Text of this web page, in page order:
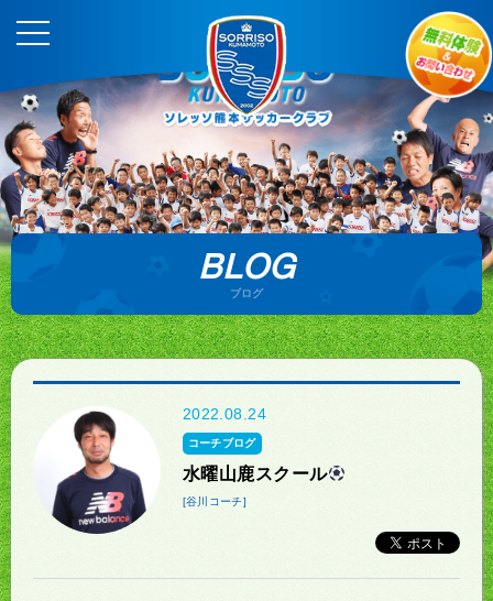
BLOG
ブログ
2022.08.24
コーチブログ
水曜山鹿スクール
[谷川コーチ]